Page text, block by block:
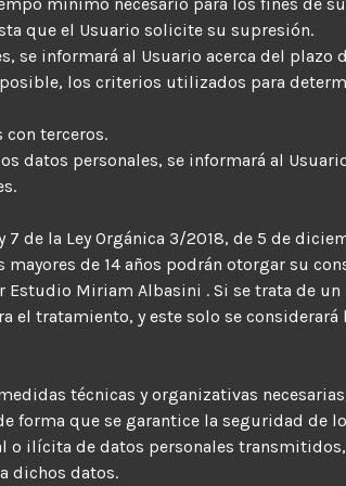
que el Usuario solicite su supresión.
se informará al Usuario acerca del plazo
los criterios utilizados para
con terceros.
datos personales, se informará al
de la Ley Orgánica 3/2018, de 5 de
de 14 años podrán otorgar su
Miriam Albasini . Si se trata de un
el tratamiento, y este solo se
técnicas y organizativas
forma que se garantice la seguridad de
o ilícita de datos personales
dichos datos.